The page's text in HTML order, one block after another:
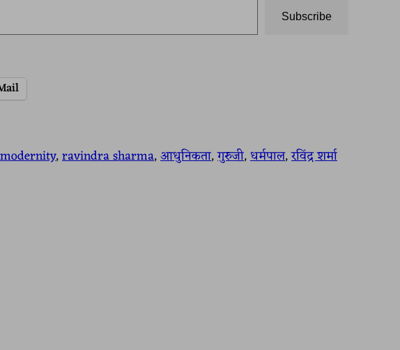
Subscribe
modernity, ravindra sharma, आधुनिकता, गुरुजी, धर्मपाल, रविंद्र शर्मा